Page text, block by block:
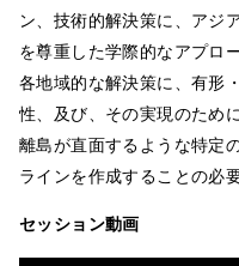
ン、技術的解決策に、アジ
を尊重した学際的なアプロ
各地域的な解決策に、有形
性、及び、その実現のため
離島が直面するような特定
ラインを作成することの必
セッション動画